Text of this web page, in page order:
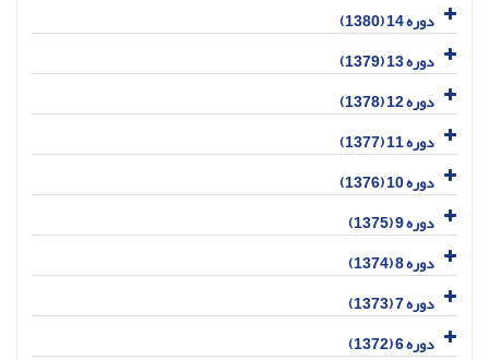
دوره 14 (1380)
دوره 13 (1379)
دوره 12 (1378)
دوره 11 (1377)
دوره 10 (1376)
دوره 9 (1375)
دوره 8 (1374)
دوره 7 (1373)
دوره 6 (1372)